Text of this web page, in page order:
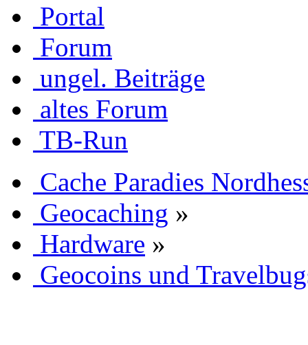
Portal
Forum
ungel. Beiträge
altes Forum
TB-Run
Cache Paradies
Geocaching »
Hardware »
Geocoins und